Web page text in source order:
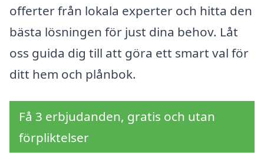
offerter från lokala experter och hitta den
bästa lösningen för just dina behov. Låt
oss guida dig till att göra ett smart val för
ditt hem och plånbok.
Få 3 erbjudanden, gratis och utan
förpliktelser